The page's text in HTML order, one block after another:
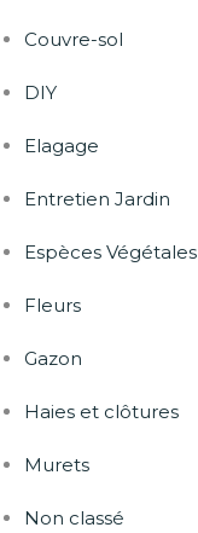
Couvre-sol
DIY
Elagage
Entretien Jardin
Espèces Végétales
Fleurs
Gazon
Haies et clôtures
Murets
Non classé